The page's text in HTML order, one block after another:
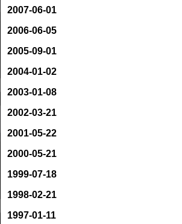
2007-06-01
2006-06-05
2005-09-01
2004-01-02
2003-01-08
2002-03-21
2001-05-22
2000-05-21
1999-07-18
1998-02-21
1997-01-11